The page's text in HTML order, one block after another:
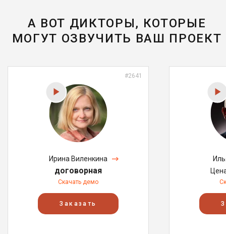
А ВОТ ДИКТОРЫ, КОТОРЫЕ
МОГУТ ОЗВУЧИТЬ ВАШ ПРОЕКТ
#2641
Ирина Виленкина
договорная
Скачать демо
Заказать